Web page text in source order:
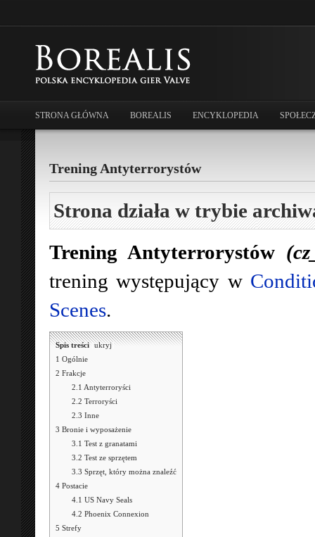
STRONA GŁÓWNA BOREALIS ENCYKLOPEDIA
Trening Antyterrorystów
Strona działa w trybie
Trening Antyterrorystów
trening występujący w
Scenes.
Spis treści [ukryj]
1 Ogólnie
2 Frakcje
2.1 Antyterroryści
2.2 Terroryści
2.3 Inne
3 Bronie i wyposażenie
3.1 Test z granatami
3.2 Test ze sprzętem
3.3 Sprzęt, który można znaleźć
4 Postacie
4.1 US Navy Seals
4.2 Phoenix Connexion
5 Strefy